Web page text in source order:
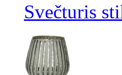
Svečturis